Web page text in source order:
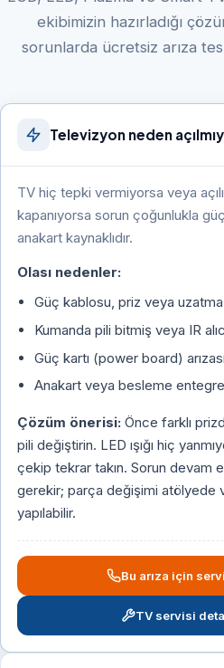
ekibimizin hazırladığı
sorunlarda ücretsiz arıza
Televizyon neden
TV hiç tepki vermiyorsa veya
kapanıyorsa sorun çoğunlukla
anakart kaynaklıdır.
Olası nedenler:
Güç kablosu, priz veya uzatma
Kumanda pili bitmiş veya IR
Güç kartı (power board) arızası
Anakart veya besleme
Çözüm önerisi: Önce farklı
pili değiştirin. LED ışığı hiç
çekip tekrar takın. Sorun devam
gerekir; parça değişimi atölyede
yapılabilir.
Bu arıza için
TV servisi